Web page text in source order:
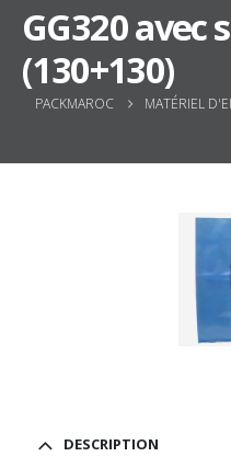
GG320 avec
(130+130)
PACKMAROC MATÉRIEL
DESCRIPTION